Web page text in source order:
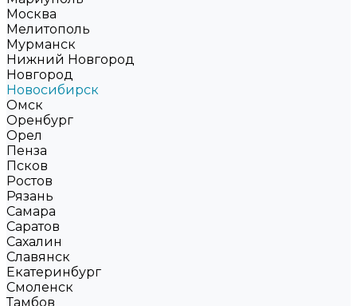
Москва
Мелитополь
Мурманск
Нижний Новгород
Новгород
Новосибирск
Омск
Оренбург
Орел
Пенза
Псков
Ростов
Рязань
Самара
Саратов
Сахалин
Славянск
Екатеринбург
Смоленск
Тамбов